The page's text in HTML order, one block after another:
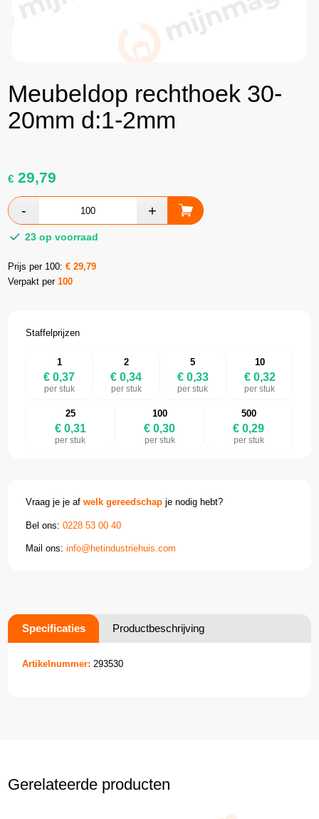
Meubeldop rechthoek 30-
20mm d:1-2mm
€ 29,79
23 op voorraad
Prijs per 100:€29,79
Verpakt per100
Staffelprijzen
1
€ 0,37
per stuk
2
€ 0,34
per stuk
5
€ 0,33
per stuk
10
€ 0,32
per stuk
25
€ 0,31
per stuk
100
€ 0,30
per stuk
500
€ 0,29
per stuk
Vraag je je afwelk gereedschap je nodig hebt?
Bel ons:0228 53 00 40
Mail ons:info@hetindustriehuis.com
Specificaties Productbeschrijving
Artikelnummer: 293530
Gerelateerde producten